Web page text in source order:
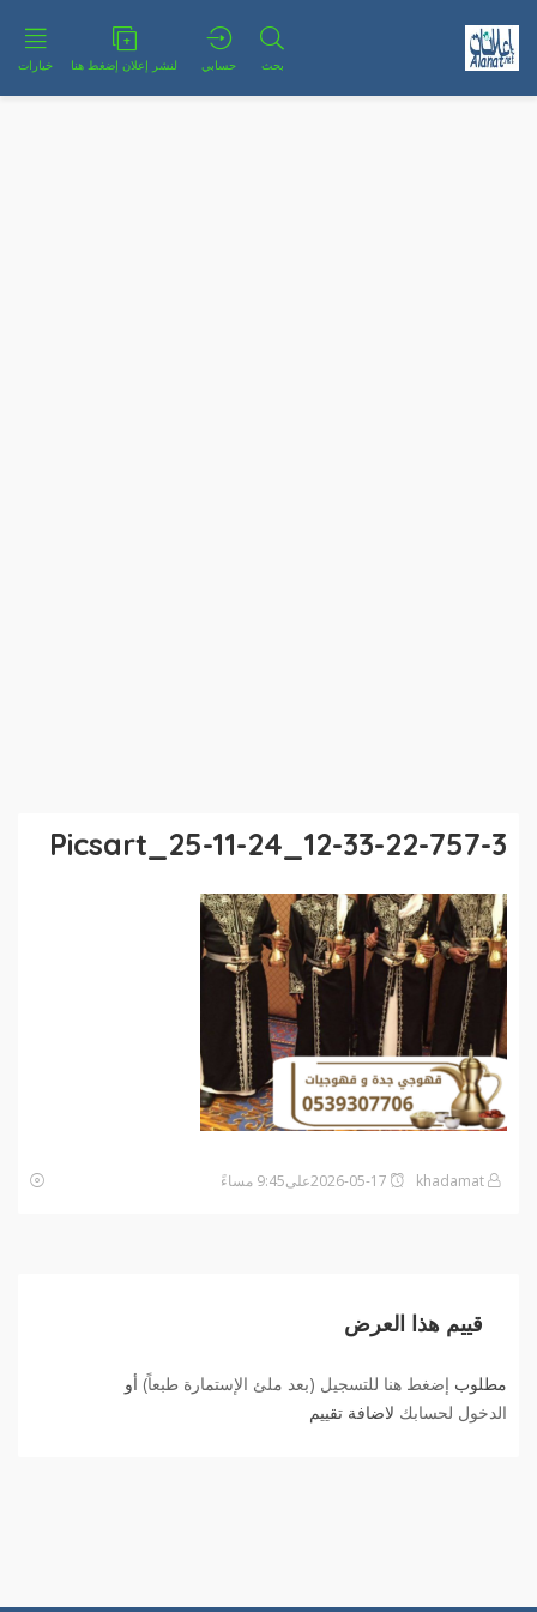
بحث حسابي لنشر إعلان إضغط هنا خيارات
Picsart_25-11-24_12-33-22-757-3
قييم هذا العرض
مطلوب إضغط هنا للتسجيل (بعد ملئ الإستمارة طبعاً) أو
الدخول لحسابك لاضافة تقييم